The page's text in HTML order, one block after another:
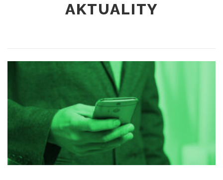
AKTUALITY